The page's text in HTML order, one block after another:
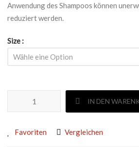
Anwendung des Shampoos können
reduziert werden.
Size
RAYWELL NO YELLOW SHAMPOO
IN DEN
Favoriten Vergleichen